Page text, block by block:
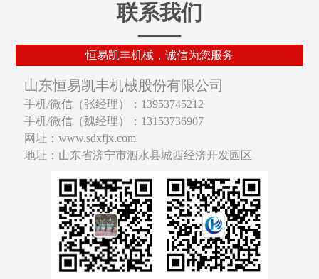
联系我们
——
恒易凯丰机械，诚信为您服务
山东恒易凯丰机械股份有限公司
手机/微信（张经理）：13953745212
手机/微信（魏经理）：13153736907
网址：www.sdxfjx.com
地址：山东省济宁市泗水县城西经济开发园区